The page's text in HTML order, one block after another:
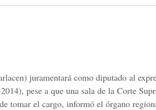
juramentará como diputado al
pese a que una sala de la Corte
tomar el cargo, informó el órgano